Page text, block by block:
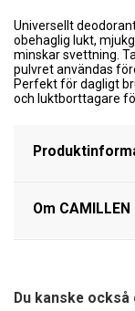
Universellt
obehaglig lukt,
minskar svettning.
pulvret användas
Perfekt för dagligt
och luktborttagare
Om CAMILLEN
Du kanske också